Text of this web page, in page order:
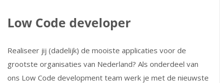
Low Code developer
Realiseer jij (dadelijk) de mooiste applicaties voor de
grootste organisaties van Nederland? Als onderdeel van
ons Low Code development team werk je met de nieuwste